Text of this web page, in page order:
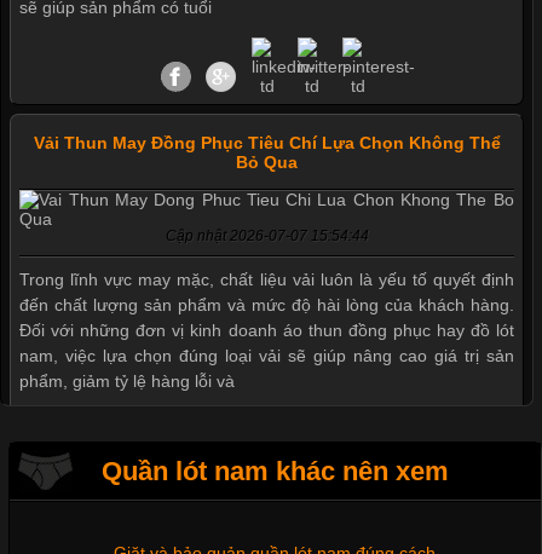
sẽ giúp sản phẩm có tuổi
Vải Thun May Đồng Phục Tiêu Chí Lựa Chọn Không Thể
Bỏ Qua
Cập nhật 2026-07-07 15:54:44
Trong lĩnh vực may mặc, chất liệu vải luôn là yếu tố quyết định
đến chất lượng sản phẩm và mức độ hài lòng của khách hàng.
Đối với những đơn vị kinh doanh áo thun đồng phục hay đồ lót
nam, việc lựa chọn đúng loại vải sẽ giúp nâng cao giá trị sản
phẩm, giảm tỷ lệ hàng lỗi và
Quần lót nam khác nên xem
Mẫu quần short quần lót nam nữ hè thu 2017
Thị hiều quần lót nam bơi lội nam và nữ 2017
Xu hướng thời trang trẻ và quần lót nam giá sỉ